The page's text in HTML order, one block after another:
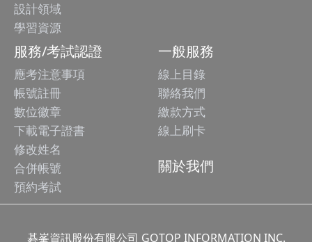
設計領域
學習資源
服務/考試認證
應考注意事項
帳號註冊
數位徽章
下載電子證書
修改姓名
合併帳號
預約考試
一般服務
線上目錄
聯絡我們
繳款方式
線上刷卡
關於我們
碁峯資訊股份有限公司 GOTOP INFORMATION INC.